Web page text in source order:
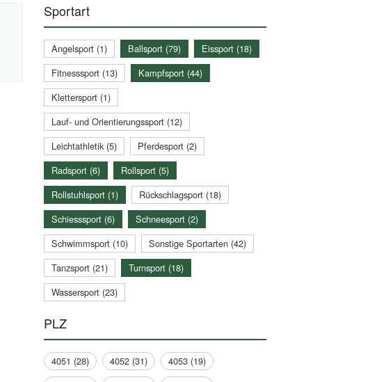
Sportart
Angelsport (1) Ballsport (79)
Eissport (18)
Fitnesssport (13)
Kampfsport (44)
Klettersport (1)
Lauf- und Orientierungssport (12)
Leichtathletik (5)
Pferdesport (2)
Radsport (6)
Rollsport (5)
Rollstuhlsport (1)
Rückschlagsport (18)
Schiesssport (6)
Schneesport (2)
Schwimmsport (10)
Sonstige Sportarten (42)
Tanzsport (21)
Turnsport (18)
Wassersport (23)
PLZ
4051 (28) 4052 (31)
4053 (19)